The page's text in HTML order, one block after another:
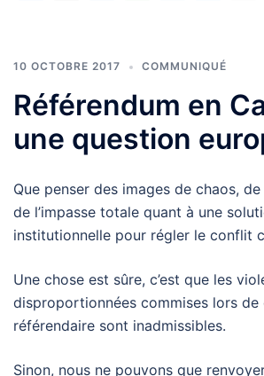
10 OCTOBRE 2017 COMMUNIQUÉ
Référendum en
une question
Que penser des images de chaos,
de l’impasse totale quant à une
institutionnelle pour régler le conflit
Une chose est sûre, c’est que les
disproportionnées commises lors de
référendaire sont inadmissibles.
Sinon, nous ne pouvons que